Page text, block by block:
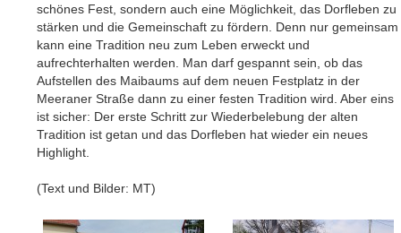
schönes Fest, sondern auch eine Möglichkeit, das Dorfleben zu
stärken und die Gemeinschaft zu fördern. Denn nur gemeinsam
kann eine Tradition neu zum Leben erweckt und
aufrechterhalten werden. Man darf gespannt sein, ob das
Aufstellen des Maibaums auf dem neuen Festplatz in der
Meeraner Straße dann zu einer festen Tradition wird. Aber eins
ist sicher: Der erste Schritt zur Wiederbelebung der alten
Tradition ist getan und das Dorfleben hat wieder ein neues
Highlight.
(Text und Bilder: MT)